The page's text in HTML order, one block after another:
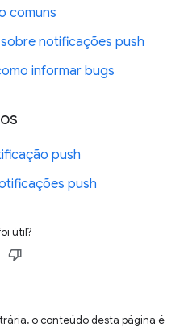
comuns
notificações push
informar bugs
push
push
útil?
o conteúdo desta página é